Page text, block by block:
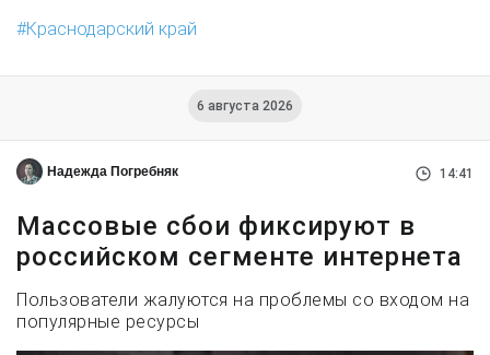
Краснодарский край
6 августа 2026
Надежда Погребняк 14:41
Массовые сбои фиксируют в
российском сегменте интернета
Пользователи жалуются на проблемы со входом на
популярные ресурсы